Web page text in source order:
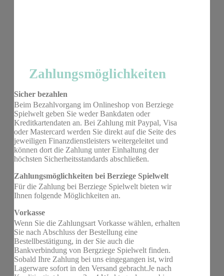
Zahlungsmöglichkeiten
Sicher bezahlen
Beim Bezahlvorgang im Onlineshop von Berziege
Spielwelt geben Sie weder Bankdaten oder
Kreditkartendaten an. Bei Zahlung mit Paypal, Visa
oder Mastercard werden Sie direkt auf die Seite des
jeweiligen Finanzdienstleisters weitergeleitet und
können dort die Zahlung unter Einhaltung der
höchsten Sicherheitsstandards abschließen.
Zahlungsmöglichkeiten bei Berziege Spielwelt
Für die Zahlung bei Berziege Spielwelt bieten wir
Ihnen folgende Möglichkeiten an.
Vorkasse
Wenn Sie die Zahlungsart Vorkasse wählen, erhalten
Sie nach Abschluss der Bestellung eine
Bestellbestätigung, in der Sie auch die
Bankverbindung von Bergziege Spielwelt finden.
Sobald Ihre Zahlung bei uns eingegangen ist, wird
Lagerware sofort in den Versand gebracht.Je nach